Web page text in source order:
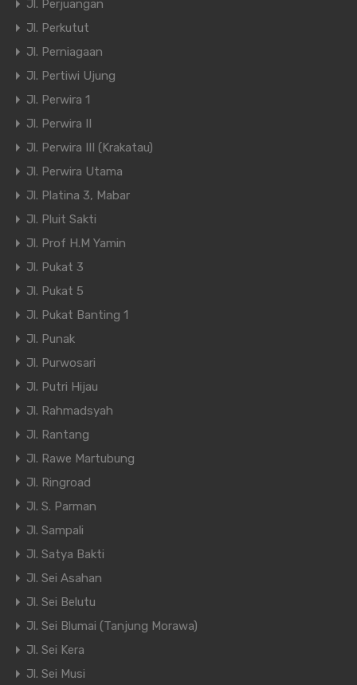
Jl. Perjuangan
Jl. Perkutut
Jl. Perniagaan
Jl. Pertiwi Ujung
Jl. Perwira 1
Jl. Perwira II
Jl. Perwira III (Krakatau)
Jl. Perwira Utama
Jl. Platina 3, Mabar
Jl. Pluit Sakti
Jl. Prof H.M Yamin
Jl. Pukat 3
Jl. Pukat 5
Jl. Pukat Banting 1
Jl. Punak
Jl. Purwosari
Jl. Putri Hijau
Jl. Rahmadsyah
Jl. Rantang
Jl. Rawe Martubung
Jl. Ringroad
Jl. S. Parman
Jl. Sampali
Jl. Satya Bakti
Jl. Sei Asahan
Jl. Sei Belutu
Jl. Sei Blumai (Tanjung Morawa)
Jl. Sei Kera
Jl. Sei Musi